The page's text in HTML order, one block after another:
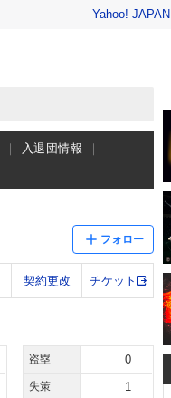
Yahoo! JAPAN
入退団情報
フォロー
契約更改 チケット
盗塁 0
失策 1